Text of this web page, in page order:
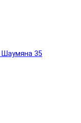
Шаумяна 35